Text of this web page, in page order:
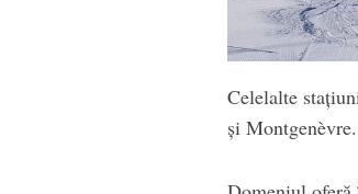
Celelalte
și Montgenèvre.